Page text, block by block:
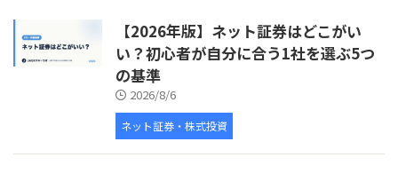
【2026年版】ネット証券はどこがい
い？初心者が自分に合う1社を選ぶ5つ
の基準
2026/8/6
ネット証券・株式投資